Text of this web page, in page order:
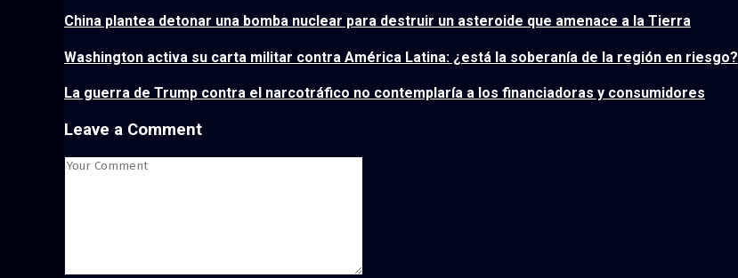
China plantea detonar una bomba nuclear para destruir un asteroide que amenace a la Tierra
Washington activa su carta militar contra América Latina: ¿está la soberanía de la región en riesgo?
La guerra de Trump contra el narcotráfico no contemplaría a los financiadoras y consumidores
Leave a Comment